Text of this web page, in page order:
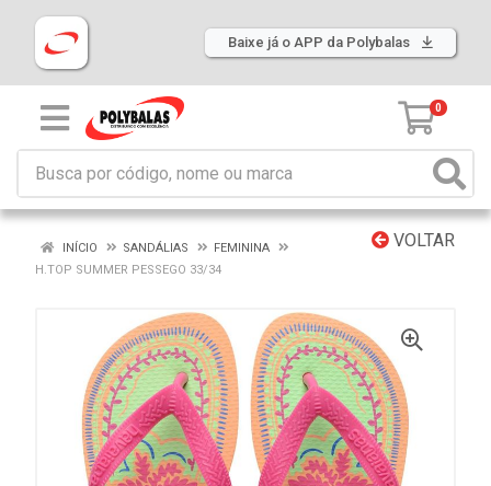
Baixe já o APP da Polybalas
0
VOLTAR
INÍCIO SANDÁLIAS
FEMININA
H.TOP SUMMER PESSEGO 33/34